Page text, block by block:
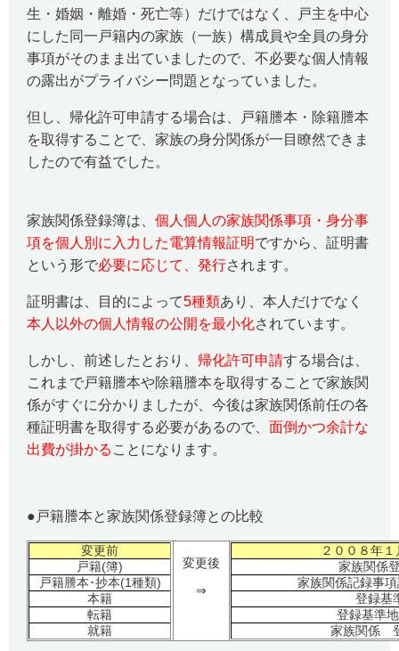
生・婚姻・離婚・死亡等）だけではなく、戸主を中心
にした同一戸籍内の家族（一族）構成員や全員の身分
事項がそのまま出ていましたので、不必要な個人情報
の露出がプライバシー問題となっていました。
但し、帰化許可申請する場合は、戸籍謄本・除籍謄本
を取得することで、家族の身分関係が一目瞭然できま
したので有益でした。
家族関係登録簿は、 個人個人の家族関係事項・身分事
項を個人別に入力した電算情報証明ですから、証明書
という形で必要に応じて、発行されます。
証明書は、目的によって5種類あり、本人だけでなく
本人以外の個人情報の公開を最小化されています。
しかし、前述したとおり、 帰化許可申請する場合は、
これまで戸籍謄本や除籍謄本を取得することで家族関
係がすぐに分かりましたが、今後は家族関係前任の各
種証明書を取得する必要があるので、 面倒かつ余計な
出費が掛かる ことになります。
● 戸籍謄本と家族関係登録簿との比較
変更前
戸籍(簿)
戸籍謄本･抄本(1種類)
本籍
転籍
就籍
変更後
⇒
２００８年
家族関係
家族関係記録事
登録基
登録基準
家族関係